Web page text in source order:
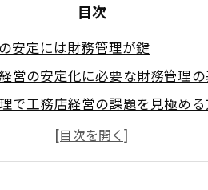
目次
安定には財務管理が鍵
営の安定化に必要な財務管理
で工務店経営の課題を見極め
強化へ工務店に求められる財務管
営が直面する財務管理の実践